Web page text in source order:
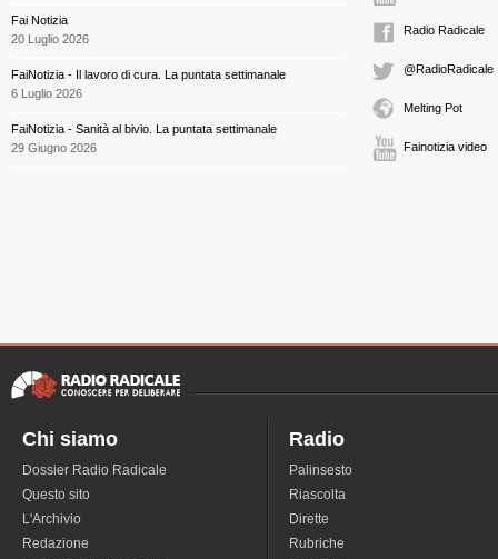
Fai Notizia
20 Luglio 2026
FaiNotizia - Il lavoro di cura. La puntata settimanale
6 Luglio 2026
FaiNotizia - Sanità al bivio. La puntata settimanale
29 Giugno 2026
Radio Radicale
@RadioRadicale
Melting Pot
Fainotizia video
Chi siamo
Dossier Radio Radicale
Questo sito
L'Archivio
Redazione
Radio
Palinsesto
Riascolta
Dirette
Rubriche